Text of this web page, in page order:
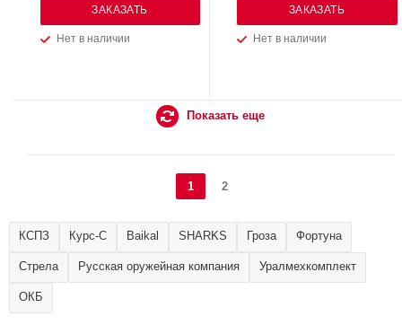
Нет в наличии
ЗАКАЗАТЬ
Нет в наличии
ЗАКАЗАТЬ
Показать еще
1 2
КСПЗ Курс-С Baikal SHARKS Гроза Фортуна
Стрела Русская оружейная компания Уралмехкомплект
ОКБ